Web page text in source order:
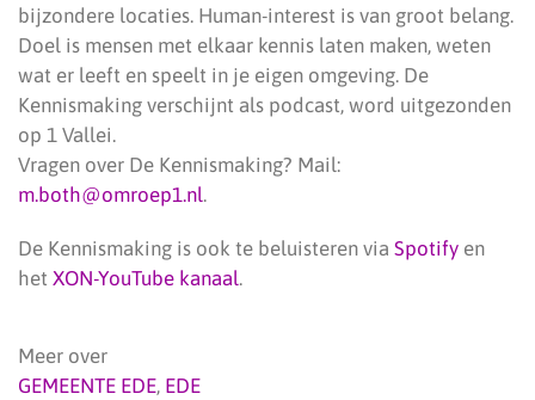
bijzondere locaties. Human-interest is van groot belang.
Doel is mensen met elkaar kennis laten maken, weten
wat er leeft en speelt in je eigen omgeving. De
Kennismaking verschijnt als podcast, word uitgezonden
op 1 Vallei.
Vragen over De Kennismaking? Mail:
m.both@omroep1.nl.
De Kennismaking is ook te beluisteren via Spotify en
het XON-YouTube kanaal.
Meer over
GEMEENTE EDE, EDE